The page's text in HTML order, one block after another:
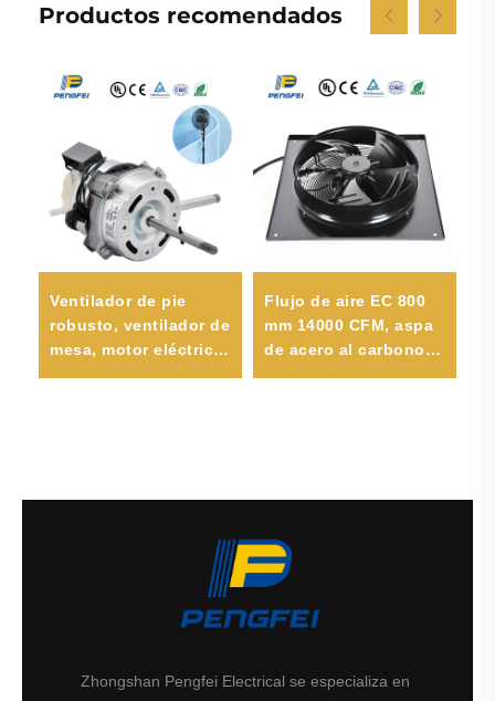
Productos recomendados
Ventilador de pie
robusto, ventilador de
mesa, motor eléctrico
Flujo de aire EC 800
mm 14000 CFM, aspa
de acero al carbono,
Zhongshan Pengfei Electrical se especializa en